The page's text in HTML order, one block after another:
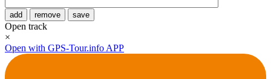
add remove save
Open track
×
Open with GPS-Tour.info APP